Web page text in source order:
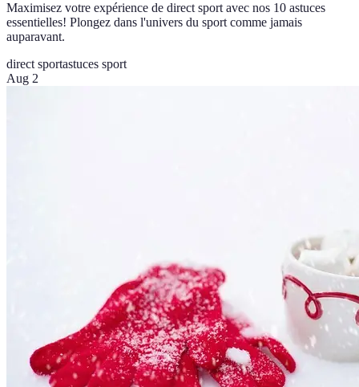
Maximisez votre expérience de direct sport avec nos 10 astuces
essentielles! Plongez dans l'univers du sport comme jamais
auparavant.
direct sportastuces sport
Aug 2